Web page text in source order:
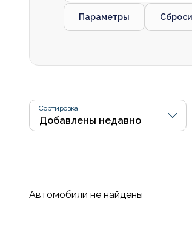
Параметры
Сортировка
Автомобили не найдены